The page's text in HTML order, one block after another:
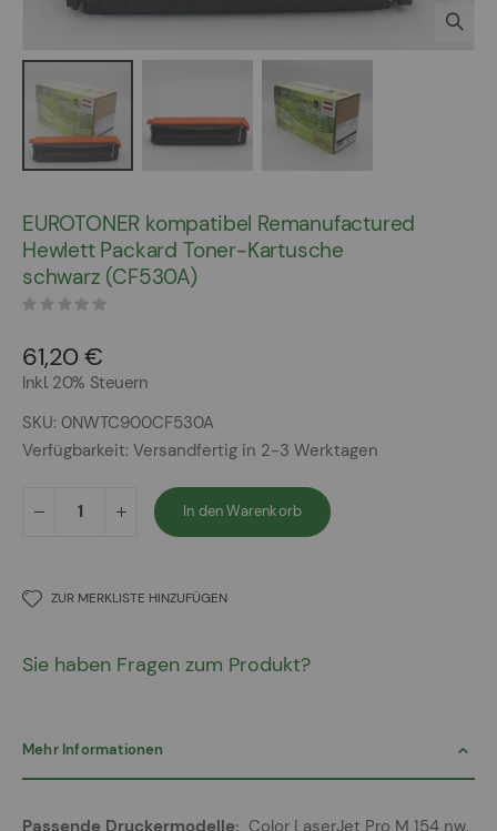
der
Bildergalerie
springen
EUROTONER kompatibel Remanufactured
Hewlett Packard Toner-Kartusche
schwarz (CF530A)
61,20 €
Inkl. 20% Steuern
SKU 0NWTC900CF530A
Verfügbarkeit: Versandfertig in 2-3 Werktagen
In den Warenkorb
ZUR MERKLISTE HINZUFÜGEN
Sie haben Fragen zum Produkt?
Mehr Informationen
Mehr